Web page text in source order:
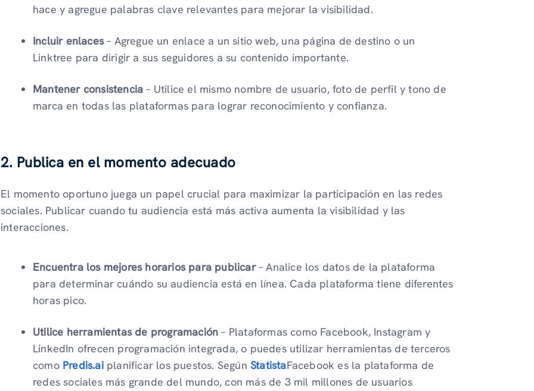
hace y agregue palabras clave relevantes para mejorar la visibilidad.
Incluir enlaces– Agregue un enlace a un sitio web, una página de destino o un
Linktree para dirigir a sus seguidores a su contenido importante.
Mantener consistencia – Utilice el mismo nombre de usuario, foto de perfil y tono de
marca en todas las plataformas para lograr reconocimiento y confianza.
2. Publica en el momento adecuado
El momento oportuno juega un papel crucial para maximizar la participación en las redes
sociales. Publicar cuando tu audiencia está más activa aumenta la visibilidad y las
interacciones.
Encuentra los mejores horarios para publicar– Analice los datos de la plataforma
para determinar cuándo su audiencia está en línea. Cada plataforma tiene diferentes
horas pico.
Utilice herramientas de programación – Plataformas como Facebook, Instagram y
LinkedIn ofrecen programación integrada, o puedes utilizar herramientas de terceros
como Predis.aiplanificar los puestos. SegúnStatistaFacebook es la plataforma de
redes sociales más grande del mundo, con más de 3 mil millones de usuarios